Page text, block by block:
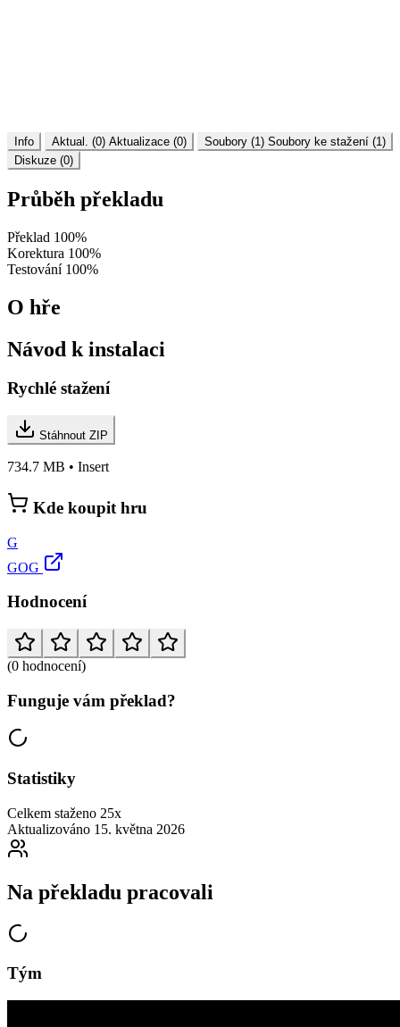
Info Aktual. (0) Aktualizace (0) Soubory (1) Soubory ke stažení (1)
Diskuze (0)
Průběh překladu
Překlad 100%
Korektura 100%
Testování 100%
O hře
Návod k instalaci
Rychlé stažení
Stáhnout ZIP
734.7 MB • Insert
Kde koupit hru
G
GOG
Hodnocení
(0 hodnocení)
Funguje vám překlad?
Statistiky
Celkem staženo 25x
Aktualizováno 15. května 2026
Na překladu pracovali
Tým